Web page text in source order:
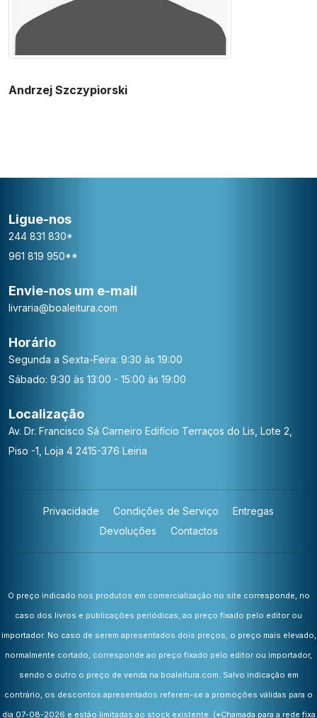
Andrzej Szczypiorski
Ligue-nos
244 831 830*
961 819 950**
Envie-nos um e-mail
livraria@boaleitura.com
Horário
Segunda a Sexta-Feira: 9:30 às 19:00
Sábado: 9:30 às 13:00 - 15:00 às 19:00
Localização
Av. Dr. Francisco Sá Carneiro Edifício Terraços do Lis, Lote 2,
Piso -1, Loja 4 2415-376 Leiria
Privacidade Condições de Serviço
Entregas
Devoluções
Contactos
O preço indicado nos produtos em comercialização no site corresponde, no
caso dos livros e publicações periódicas, ao preço fixado pelo editor ou
importador. No caso de serem apresentados dois preços, o preço mais elevado,
normalmente cortado, corresponde ao preço fixado pelo editor ou importador,
sendo o outro o preço de venda na boaleitura.com. Salvo indicação em
contrário, os descontos apresentados referem-se a promoções válidas para o
dia 07-08-2026 e estão limitadas ao stock existente. (*Chamada para a rede fixa